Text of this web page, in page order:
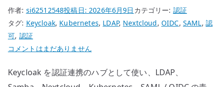
作者: si62512548投稿日: 2026年6月9日 カテゴリー: 認証
タグ: Keycloak, Kubernetes, LDAP, Nextcloud, OIDC, SAML, 認
可, 認証
Keycloak
利
コメントはまだありません
Keycloak を認証連携のハブとして使い、LDAP、